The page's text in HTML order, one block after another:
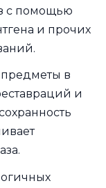
с помощью
и прочих
в
и